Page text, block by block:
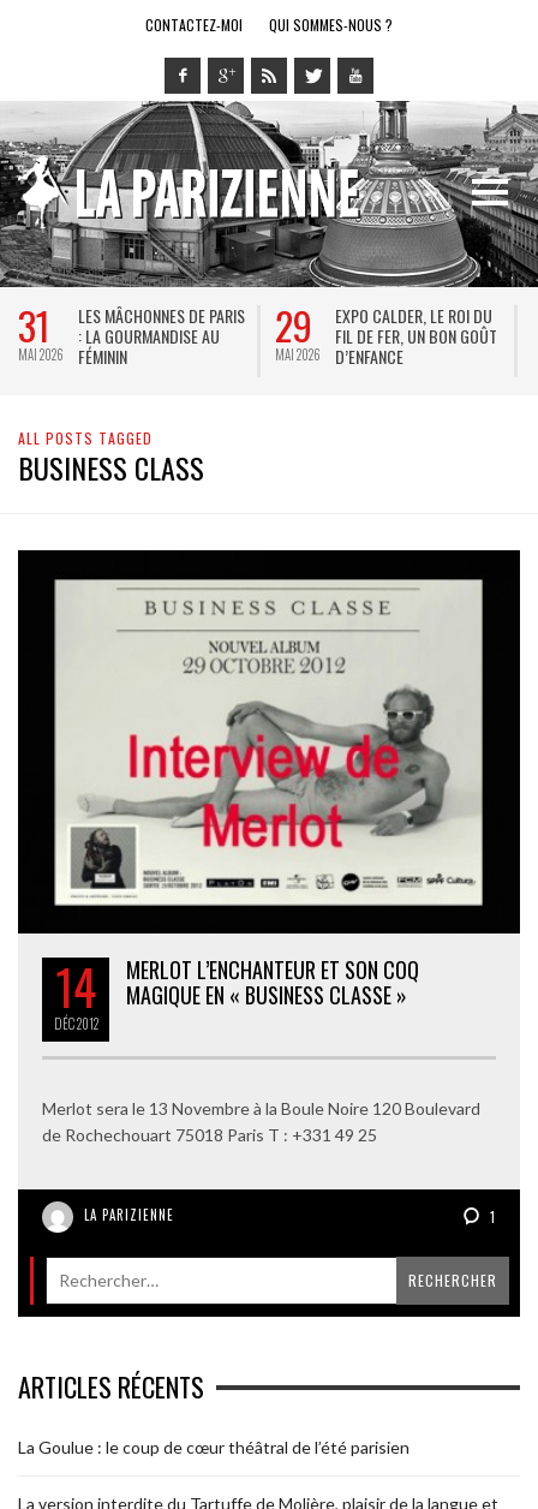
CONTACTEZ-MOI QUI SOMMES-NOUS ?
31
MAI 2026
LES MÂCHONNES DE PARIS
: LA GOURMANDISE AU
FÉMININ
29
MAI 2026
EXPO CALDER, LE ROI DU
FIL DE FER, UN BON GOÛT
D’ENFANCE
ALL POSTS TAGGED
BUSINESS CLASS
14
DÉC2012
MERLOT L’ENCHANTEUR ET SON COQ
MAGIQUE EN « BUSINESS CLASSE »
Merlot sera le 13 Novembre à la Boule Noire 120 Boulevard
de Rochechouart 75018 Paris T : +331 49 25
LA PARIZIENNE 1
ARTICLES RÉCENTS
La Goulue : le coup de cœur théâtral de l’été parisien
La version interdite du Tartuffe de Molière, plaisir de la langue et